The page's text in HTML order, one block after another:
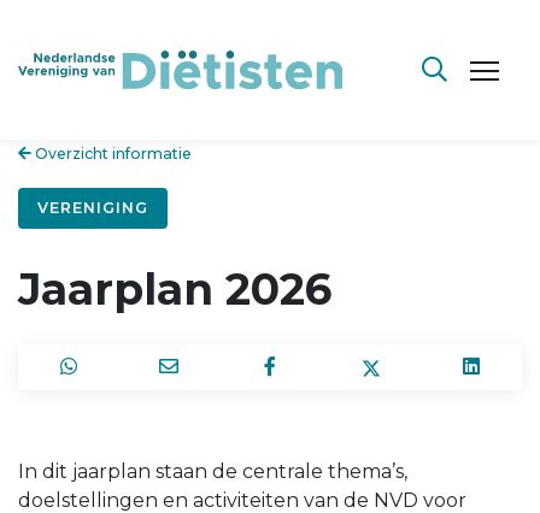
Overzicht informatie
VERENIGING
Jaarplan 2026
In dit jaarplan staan de centrale thema’s,
doelstellingen en activiteiten van de NVD voor